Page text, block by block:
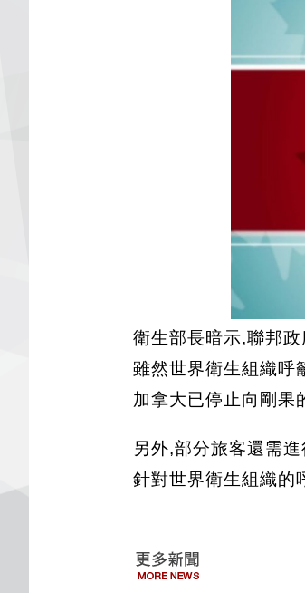
衛生部長暗示,聯邦
雖然世界衛生組織呼
加拿大已停止向剛果
另外,部分旅客還需
針對世界衛生組織的